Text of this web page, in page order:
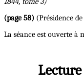
(page 58) (Présidence de
La séance est ouverte à